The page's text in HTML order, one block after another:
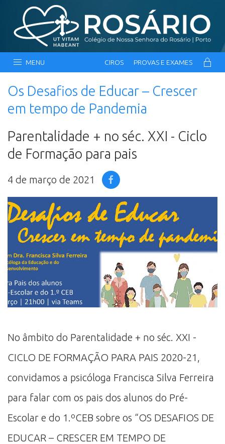
MENU CIROS PROVAS E EXAMES
Os Desafios de Educar – Crescer
em tempo de Pandemia
Parentalidade + no séc. XXI - Ciclo
de Formação para pais
4 de março de 2021
No âmbito do Parentalidade + no séc. XXI -
CICLO DE FORMAÇÃO PARA PAIS 2020-21,
convidamos a psicóloga Francisca Silva Ferreira
para falar com os pais dos alunos do Pré-
Escolar e do 1.ºCEB sobre os “OS DESAFIOS DE
EDUCAR – CRESCER EM TEMPO DE